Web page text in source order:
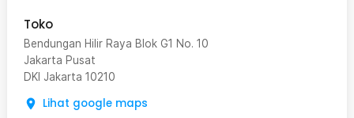
Toko
Bendungan Hilir Raya Blok G1 No. 10
Jakarta Pusat
DKI Jakarta 10210
Lihat google maps